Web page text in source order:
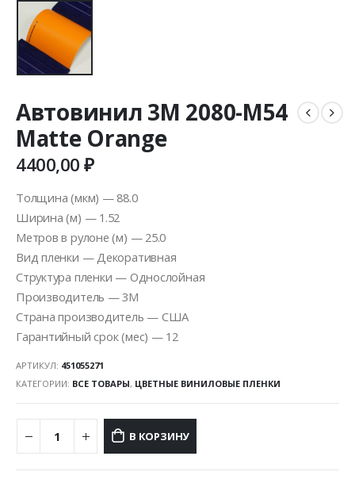
Автовинил 3M 2080-M54
Matte Orange
4400,00₽
Толщина (мкм) — 88.0
Ширина (м) — 1.52
Метров в рулоне (м) — 25.0
Вид пленки — Декоративная
Структура пленки — Однослойная
Производитель — 3M
Страна производитель — США
Гарантийный срок (мес) — 12
АРТИКУЛ: 451055271
КАТЕГОРИИ: ВСЕ ТОВАРЫ, ЦВЕТНЫЕ ВИНИЛОВЫЕ ПЛЕНКИ
В КОРЗИНУ